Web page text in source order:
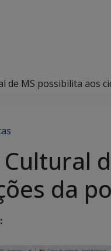
de MS possibilita aos
da